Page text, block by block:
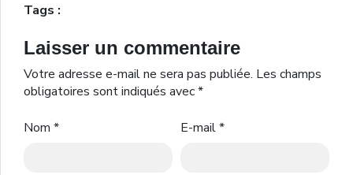
Tags :
Laisser un commentaire
Votre adresse e-mail ne sera pas publiée. Les champs
obligatoires sont indiqués avec*
Nom * E-mail*